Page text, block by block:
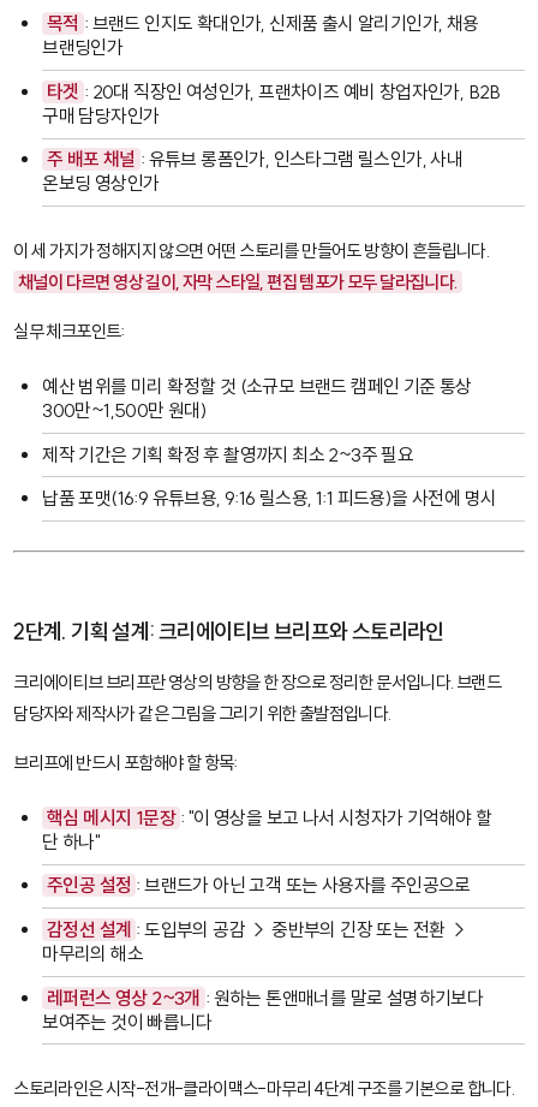
목적 : 브랜드 인지도 확대인가, 신제품 출시 알리기인가, 채용
브랜딩인가
타겟 : 20대 직장인 여성인가, 프랜차이즈 예비 창업자인가, B2B
구매 담당자인가
주 배포 채널 : 유튜브 롱폼인가, 인스타그램 릴스인가, 사내
온보딩 영상인가
이 세 가지가 정해지지 않으면 어떤 스토리를 만들어도 방향이 흔들립니다.
채널이 다르면 영상 길이, 자막 스타일, 편집 템포가 모두 달라집니다.
실무 체크포인트:
예산 범위를 미리 확정할 것 (소규모 브랜드 캠페인 기준 통상
300만~1,500만 원대)
제작 기간은 기획 확정 후 촬영까지 최소 2~3주 필요
납품 포맷(16:9 유튜브용, 9:16 릴스용, 1:1 피드용)을 사전에 명시
2단계. 기획 설계: 크리에이티브 브리프와 스토리라인
크리에이티브 브리프란 영상의 방향을 한 장으로 정리한 문서입니다. 브랜드
담당자와 제작사가 같은 그림을 그리기 위한 출발점입니다.
브리프에 반드시 포함해야 할 항목:
핵심 메시지 1문장 : "이 영상을 보고 나서 시청자가 기억해야 할
단 하나"
주인공 설정 : 브랜드가 아닌 고객 또는 사용자를 주인공으로
감정선 설계 : 도입부의 공감 → 중반부의 긴장 또는 전환 →
마무리의 해소
레퍼런스 영상 2~3개 : 원하는 톤앤매너를 말로 설명하기보다
보여주는 것이 빠릅니다
스토리라인은 시작-전개-클라이맥스-마무리 4단계 구조를 기본으로 합니다.